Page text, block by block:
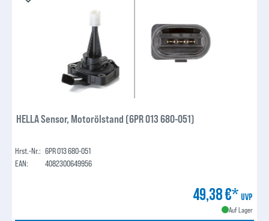
HELLA Sensor, Motorölstand (6PR 013 680-051)
Hrst.-Nr.: 6PR 013 680-051
EAN:
4082300649956
49,38 €* UVP
Auf Lager